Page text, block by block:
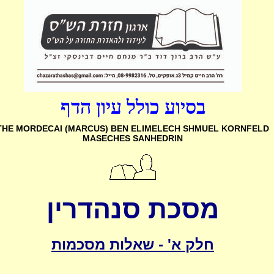
בסיוע כולל עיון הדף
MORDECAI (MARCUS) BEN ELIMELECH SHMUEL KORNFELD
MASECHES SANHEDRIN
מסכת סנהדרין
חלק א' - שאלות מסכמות